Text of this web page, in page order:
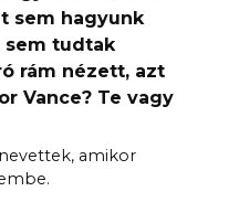
sem hagyunk
sem tudtak
rám nézett, azt
Vance? Te vagy
amikor